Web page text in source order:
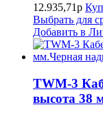
12.935,71р
Выбрать для
Добавить в
TWM-3
высота 38